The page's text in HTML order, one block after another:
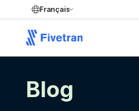
Français
Blog